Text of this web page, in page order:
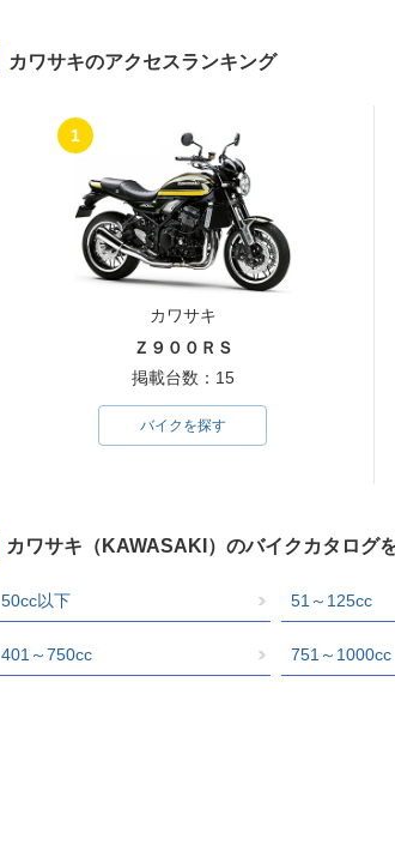
カワサキのアクセスランキング
1
カワサキ
Ｚ９００ＲＳ
掲載台数：15
バイクを探す
カワサキ（KAWASAKI）のバイクカタログ
50cc以下 51～125cc
401～750cc 751～1000cc